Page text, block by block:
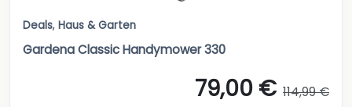
Deals, Haus & Garten
Gardena Classic Handymower 330
79,00 € 114,99 €